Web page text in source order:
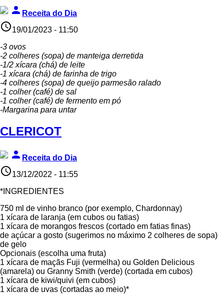
person Receita do Dia
access_time19/01/2023 - 11:50
-3 ovos
-2 colheres (sopa) de manteiga derretida
-1/2 xícara (chá) de leite
-1 xícara (chá) de farinha de trigo
-4 colheres (sopa) de queijo parmesão ralado
-1 colher (café) de sal
-1 colher (café) de fermento em pó
-Margarina para untar
CLERICOT
person Receita do Dia
access_time13/12/2022 - 11:55
*INGREDIENTES
750 ml de vinho branco (por exemplo, Chardonnay)
1 xícara de laranja (em cubos ou fatias)
1 xícara de morangos frescos (cortado em fatias finas)
de açúcar a gosto (sugerimos no máximo 2 colheres de sopa)
de gelo
Opcionais (escolha uma fruta)
1 xícara de maçãs Fuji (vermelha) ou Golden Delicious
(amarela) ou Granny Smith (verde) (cortada em cubos)
1 xícara de kiwi/quivi (em cubos)
1 xícara de uvas (cortadas ao meio)*